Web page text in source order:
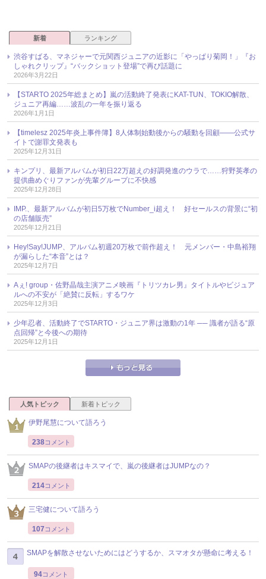
新着 ランキング
渋谷すばる、マネジャーで元関西ジュニアの近影に「やっぱり菊岡！」『お
しゃれクリップ』“バックショット登場”で再び話題に
2026年3月22日
【STARTO 2025年総まとめ】嵐の活動終了発表にKAT-TUN、TOKIO解散、
ジュニア再編……波乱の一年を振り返る
2026年1月1日
【timelesz 2025年炎上事件簿】8人体制始動後からの騒動を回顧――公式サ
イトで謝罪文発表も
2025年12月31日
キンプリ、最新アルバムが初日22万超えの好調発進のウラで……狩野英孝の
提供曲めぐりファンが先輩グループに不快感
2025年12月28日
IMP.、最新アルバムが初日5万枚でNumber_i超え！ 好セールスの背景に“初
の店舗販売”
2025年12月21日
Hey!Say!JUMP、アルバム初週20万枚で前作超え！ 元メンバー・中島裕翔
が漏らした“本音”とは？
2025年12月7日
Aぇ! group・佐野晶哉主演アニメ映画『トリツカレ男』タイトルやビジュア
ルへの不安が「絶賛に反転」するワケ
2025年12月3日
少年忍者、活動終了でSTARTO・ジュニア界は激動の1年 ── 識者が語る“原
点回帰”と今後への期待
2025年12月1日
人気トピック 新着トピック
伊野尾慧について語ろう
238コメント
SMAPの後継者はキスマイで、嵐の後継者はJUMPなの？
214コメント
三宅健について語ろう
107 コメント
SMAPを解散させないためにはどうするか、スマオタが懸命に考える！
94コメント